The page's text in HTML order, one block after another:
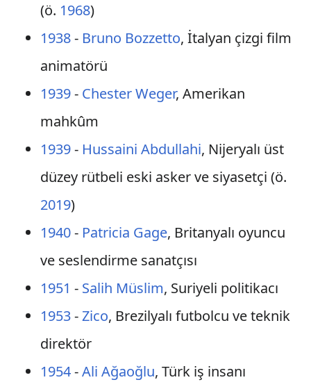
(ö. 1968)
1938- Bruno Bozzetto, İtalyan çizgi film
animatörü
1939- Chester Weger, Amerikan
mahkûm
1939- Hussaini Abdullahi, Nijeryalı üst
düzey rütbeli eski asker ve siyasetçi (ö.
2019)
1940- Patricia Gage, Britanyalı oyuncu
ve seslendirme sanatçısı
1951 - Salih Müslim, Suriyeli politikacı
1953-Zico, Brezilyalı futbolcu ve teknik
direktör
1954-Ali Ağaoğlu, Türk iş insanı